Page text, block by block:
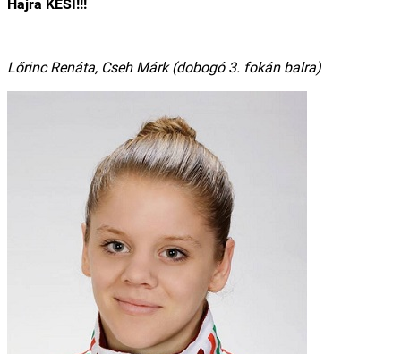
Hajrá KESI!!!
Lőrinc Renáta, Cseh Márk (dobogó 3. fokán balra)